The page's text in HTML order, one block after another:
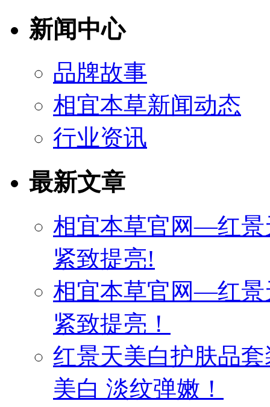
新闻中心
品牌故事
相宜本草新闻动态
行业资讯
最新文章
相宜本草官网—红景
紧致提亮!
相宜本草官网—红景
紧致提亮！
红景天美白护肤品
美白 淡纹弹嫩！